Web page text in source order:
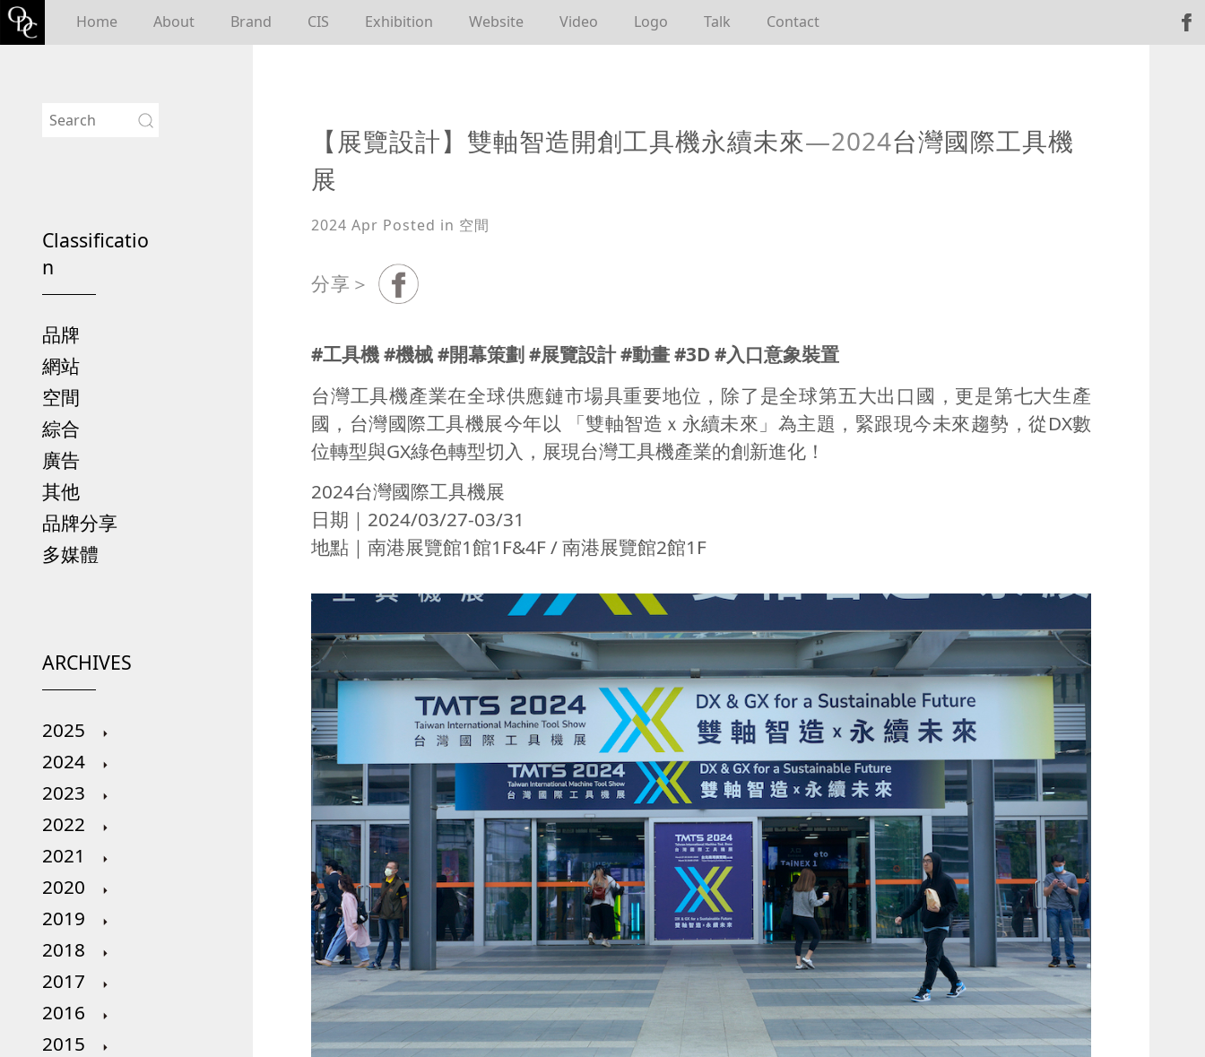
Home About Brand CIS Exhibition Website Video Logo Talk Contact
【展覽設計】雙軸智造開創工具機永續未來—2024台灣國際工具機
展
2024 Apr Posted in 空間
分享＞
#工具機 #機械 #開幕策劃 #展覽設計 #動畫 #3D #入口意象裝置
台灣工具機產業在全球供應鏈市場具重要地位，除了是全球第五大出口國，更是第七大生產
國，台灣國際工具機展今年以 「雙軸智造ｘ永續未來」為主題，緊跟現今未來趨勢，從DX數
位轉型與GX綠色轉型切入，展現台灣工具機產業的創新進化！
2024台灣國際工具機展
日期｜ 2024/03/27-03/31
地點｜南港展覽館1館1F&4F /南港展覽館2館1F
Classificatio
n
品牌
網站
空間
綜合
廣告
其他
品牌分享
多媒體
ARCHIVES
2025
2024
2023
2022
2021
2020
2019
2018
2017
2016
2015